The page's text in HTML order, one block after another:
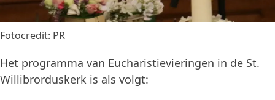
Fotocredit: PR
Het programma van Eucharistievieringen in de St.
Willibrorduskerk is als volgt: